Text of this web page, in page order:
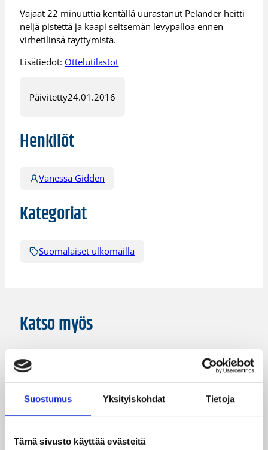
Suostumus Yksityiskohdat Tietoja
Tämä sivusto käyttää evästeitä
Vajaat 22 minuuttia kentällä uurastanut Pelander heitti
neljä pistettä ja kaapi seitsemän levypalloa ennen
virhetilinsä täyttymistä.
Lisätiedot: Ottelutilastot
Päivitetty24.01.2016
Henkilöt
Vanessa Gidden
Kategoriat
Suomalaiset ulkomailla
Katso myös